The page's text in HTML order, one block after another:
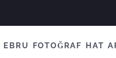
EBRU FOTOĞRAF HAT